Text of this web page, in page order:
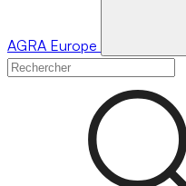
AGRA Europe